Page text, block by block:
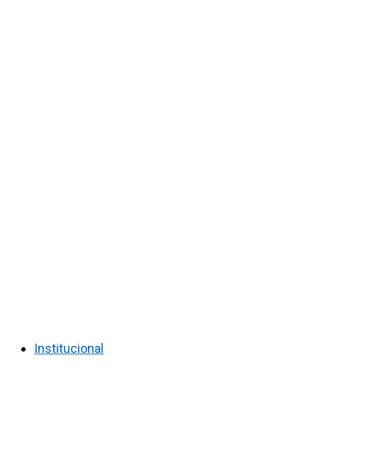
Institucional